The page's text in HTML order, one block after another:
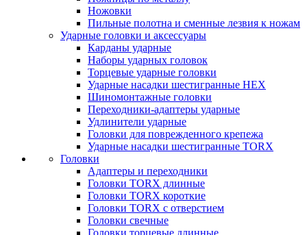
Ножовки
Пильные полотна и сменные лезвия к ножам
Ударные головки и аксессуары
Карданы ударные
Наборы ударных головок
Торцевые ударные головки
Ударные насадки шестигранные HEX
Шиномонтажные головки
Переходники-адаптеры ударные
Удлинители ударные
Головки для поврежденного крепежа
Ударные насадки шестигранные TORX
Головки
Адаптеры и переходники
Головки TORX длинные
Головки TORX короткие
Головки TORX с отверстием
Головки свечные
Головки торцевые длинные